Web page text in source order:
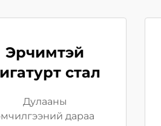
Эрчимтэй
стал
Дулааны
дараа